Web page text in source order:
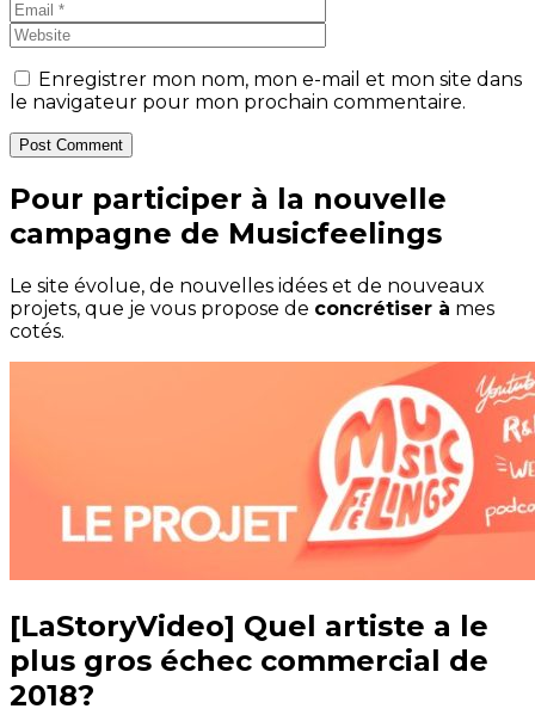
Enregistrer mon nom, mon e-mail et mon site dans
le navigateur pour mon prochain commentaire.
Post Comment
Pour participer à la nouvelle
campagne de Musicfeelings
Le site évolue, de nouvelles idées et de nouveaux
projets, que je vous propose de concrétiser à mes
cotés.
[LaStoryVideo] Quel artiste a le
plus gros échec commercial de
2018?